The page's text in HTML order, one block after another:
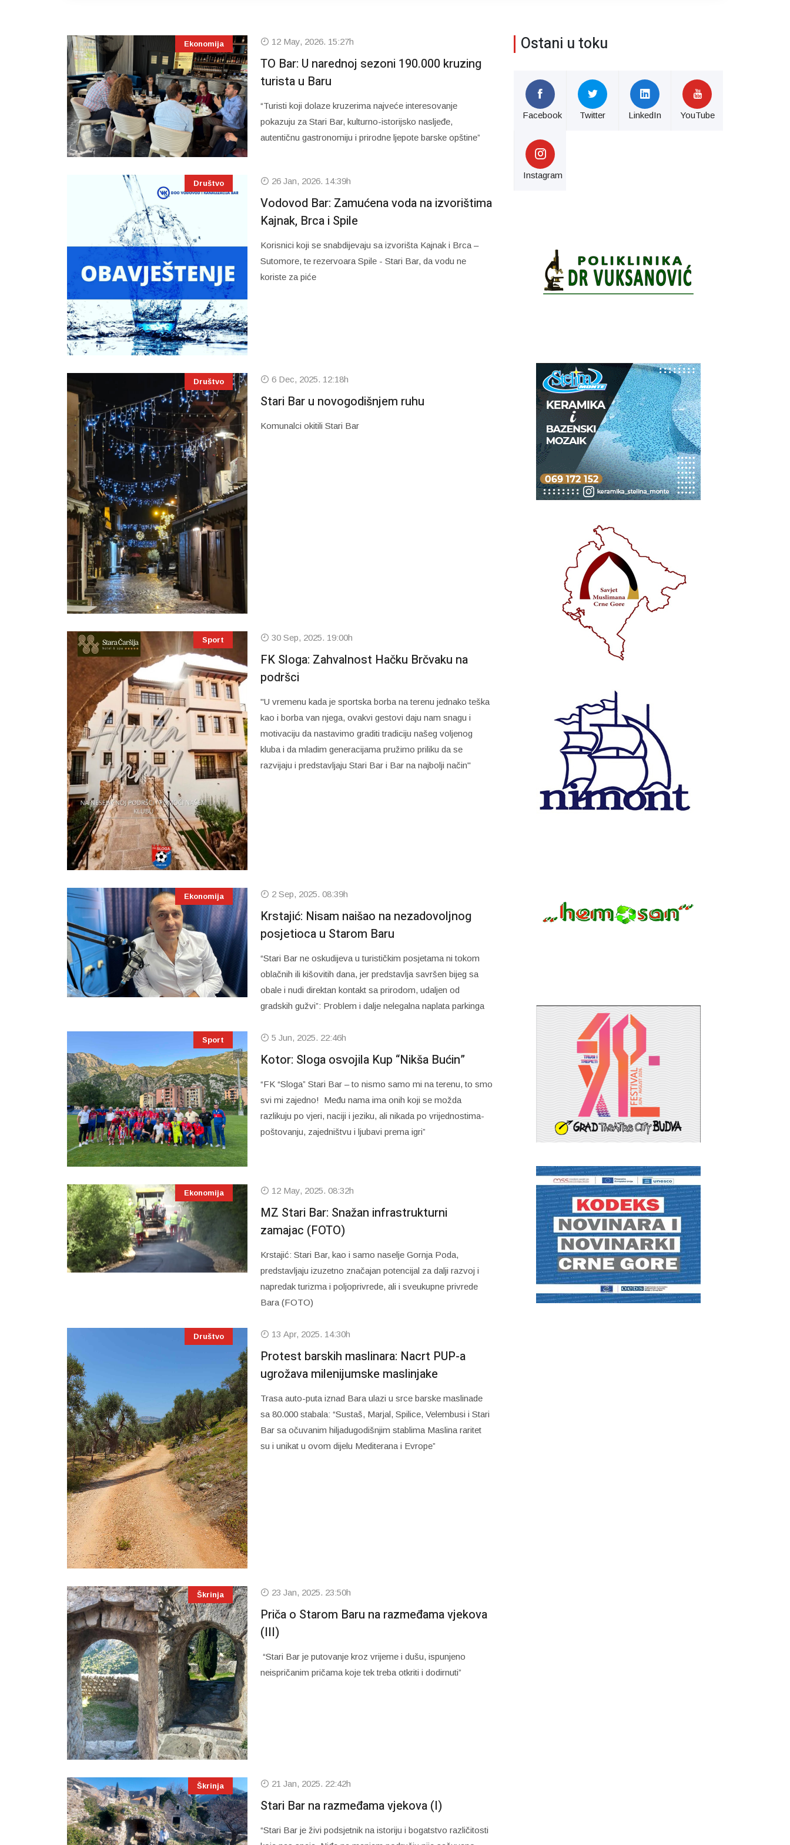
Ekonomija 12 May, 2026. 15:27h
TO Bar: U narednoj sezoni 190.000 kruzing
turista u Baru
“Turisti koji dolaze kruzerima najveće interesovanje
pokazuju za Stari Bar, kulturno-istorijsko nasljeđe,
autentičnu gastronomiju i prirodne ljepote barske opštine”
Društvo 26 Jan, 2026. 14:39h
Vodovod Bar: Zamućena voda na izvorištima
Kajnak, Brca i Spile
Korisnici koji se snabdijevaju sa izvorišta Kajnak i Brca –
Sutomore, te rezervoara Spile - Stari Bar, da vodu ne
koriste za piće
Društvo 6 Dec, 2025. 12:18h
Stari Bar u novogodišnjem ruhu
Komunalci okitili Stari Bar
Sport 30 Sep, 2025. 19:00h
FK Sloga: Zahvalnost Hačku Brčvaku na
podršci
"U vremenu kada je sportska borba na terenu jednako teška
kao i borba van njega, ovakvi gestovi daju nam snagu i
motivaciju da nastavimo graditi tradiciju našeg voljenog
kluba i da mladim generacijama pružimo priliku da se
razvijaju i predstavljaju Stari Bar i Bar na najbolji način"
Ekonomija 2 Sep, 2025. 08:39h
Krstajić: Nisam naišao na nezadovoljnog
posjetioca u Starom Baru
“Stari Bar ne oskudijeva u turističkim posjetama ni tokom
oblačnih ili kišovitih dana, jer predstavlja savršen bijeg sa
obale i nudi direktan kontakt sa prirodom, udaljen od
gradskih gužvi”: Problem i dalje nelegalna naplata parkinga
Sport 5 Jun, 2025. 22:46h
Kotor: Sloga osvojila Kup “Nikša Bućin”
“FK “Sloga” Stari Bar – to nismo samo mi na terenu, to smo
svi mi zajedno! Među nama ima onih koji se možda
razlikuju po vjeri, naciji i jeziku, ali nikada po vrijednostima-
poštovanju, zajedništvu i ljubavi prema igri”
Ekonomija 12 May, 2025. 08:32h
MZ Stari Bar: Snažan infrastrukturni
zamajac (FOTO)
Krstajić: Stari Bar, kao i samo naselje Gornja Poda,
predstavljaju izuzetno značajan potencijal za dalji razvoj i
napredak turizma i poljoprivrede, ali i sveukupne privrede
Bara (FOTO)
Društvo 13 Apr, 2025. 14:30h
Protest barskih maslinara: Nacrt PUP-a
ugrožava milenijumske maslinjake
Trasa auto-puta iznad Bara ulazi u srce barske maslinade
sa 80.000 stabala: “Sustaš, Marjal, Spilice, Velembusi i Stari
Bar sa očuvanim hiljadugodišnjim stablima Maslina raritet
su i unikat u ovom dijelu Mediterana i Evrope”
Škrinja 23 Jan, 2025. 23:50h
Priča o Starom Baru na razmeđama vjekova
(III)
“Stari Bar je putovanje kroz vrijeme i dušu, ispunjeno
neispričanim pričama koje tek treba otkriti i dodirnuti”
Škrinja 21 Jan, 2025. 22:42h
Stari Bar na razmeđama vjekova (I)
“Stari Bar je živi podsjetnik na istoriju i bogatstvo različitosti
Ostani u toku
Facebook Twitter LinkedIn YouTube
Instagram